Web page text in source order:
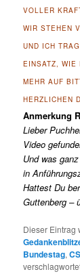
VOLLER
WIR STEHEN
UND ICH
EINSATZ, WIE
MEHR AUF
HERZLICHEN
Anmerkung
Lieber
Video
Und was
in
Hattest Du
Guttenberg –
Dieser Eintrag
Bundestag,